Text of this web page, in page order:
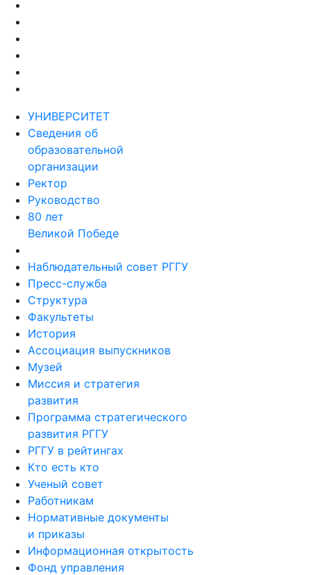
УНИВЕРСИТЕТ
Сведения об
образовательной
организации
Ректор
Руководство
80 лет
Великой Победе
Наблюдательный совет РГГУ
Пресс-служба
Структура
Факультеты
История
Ассоциация выпускников
Музей
Миссия и стратегия
развития
Программа стратегического
развития РГГУ
РГГУ в рейтингах
Кто есть кто
Ученый совет
Работникам
Нормативные документы
и приказы
Информационная открытость
Фонд управления